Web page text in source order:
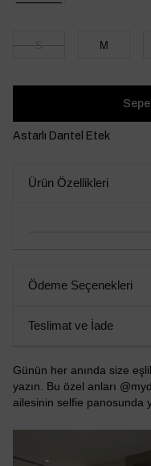
M
Astarlı Dantel Etek
Ürün Özellikleri
Ödeme Seçenekleri
Teslimat ve İade
Günün her anında size
yazın. Bu özel anları
ailesinin selfie panosunda